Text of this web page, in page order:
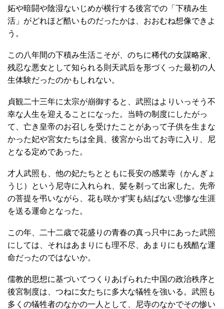
妬や暗闘や陰湿ないじめが横行する後宮での「下積み生
活」がどれほど酷いものだったかは、おおむね想像できよ
う。
この八年間の下積み生活こそが、のちに稀代の女謀略家、
残忍な悪女として知られる則天武后を形づくった最初の人
生体験だったのかもしれない。
貞観二十三年に太宗が崩御すると、武照はよりいっそう不
幸な人生を迎えることになった。当時の制度にしたがっ
て、亡き皇帝のお召しを受けたことがあって子供を生まな
かった妃や宮女たちは全員、後宮から出てお寺に入り、尼
となる定めであった。
才人武照も、他の妃たちとともに長安の感業寺（かんぎょ
うじ）という尼寺に入れられ、髪を剃って出家した。先帝
の菩提を弔いながら、花も咲かず実も結ばない悲惨な生涯
を送る運命となった。
この年、二十二歳で花盛りの青春の真っ只中にあった武照
にしては、それはあまりにも理不尽、あまりにも残酷な運
命だったのではないか。
儒教的思想に基づいてつくりあげられた中国の政治秩序と
後宮制度は、つねに女たちに多大な犠牲を強いる。武照も
多くの犠牲者のなかの一人として、尼寺のなかでその惨い